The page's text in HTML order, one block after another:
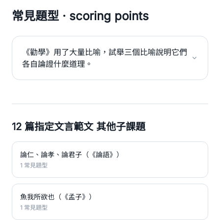
常見題型 · scoring points
《勸學》用了大量比喻，試舉三個比喻說明它們
各自論證什麼道理。
12 篇指定文言範文 其他子課題
論仁、論孝、論君子（《論語》）
1 常見題型
魚我所欲也（《孟子》）
1 常見題型